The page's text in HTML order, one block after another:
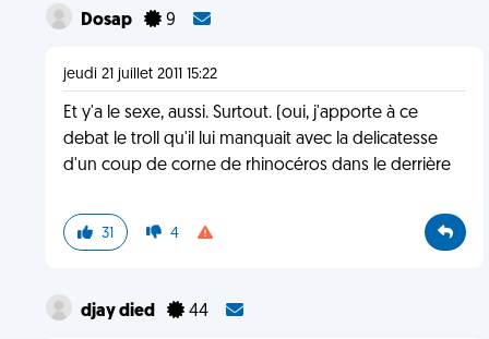
Dosap 9
jeudi 21 juillet 2011 15:22
Et y'a le sexe, aussi. Surtout. (oui, j'apporte à ce
debat le troll qu'il lui manquait avec la delicatesse
d'un coup de corne de rhinocéros dans le derrière
31 4
djay died 44